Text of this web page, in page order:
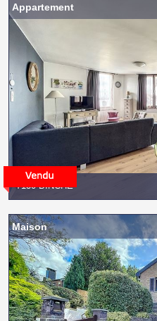
7130 BINCHE
Appartement
Maison